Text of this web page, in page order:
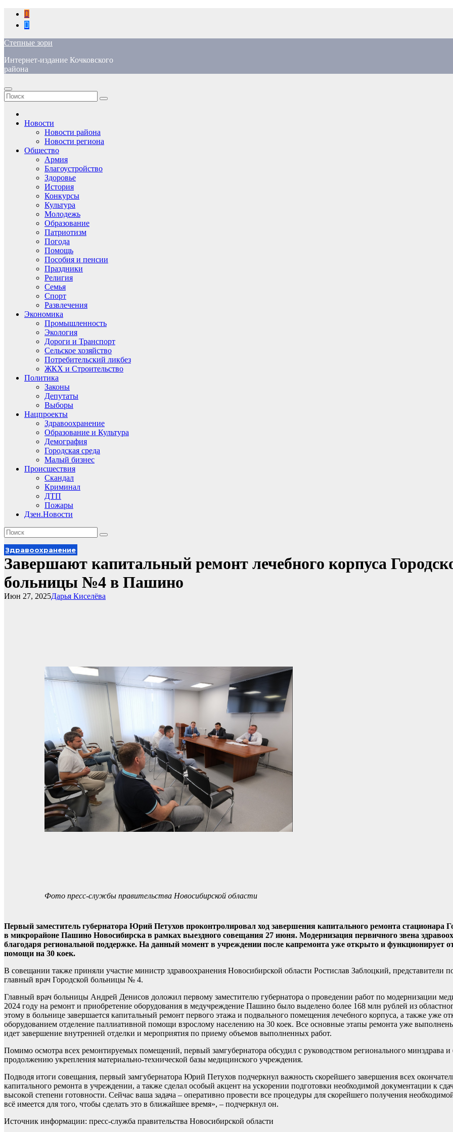
Перейти
содержимому
Степные зори
Интернет-издание Кочковского
района
Новости
Новости района
Новости региона
Общество
Армия
Благоустройство
Здоровье
История
Конкурсы
Культура
Молодежь
Образование
Патриотизм
Погода
Помощь
Пособия и пенсии
Праздники
Религия
Семья
Спорт
Развлечения
Экономика
Промышленность
Экология
Дороги и Транспорт
Сельское хозяйство
Потребительский ликбез
ЖКХ и Строительство
Политика
Законы
Депутаты
Выборы
Нацпроекты
Здравоохранение
Образование и Культура
Демография
Городская среда
Малый бизнес
Происшествия
Скандал
Криминал
ДТП
Пожары
Дзен.Новости
Здравоохранение
Завершают капитальный ремонт лечебного корпуса
больницы №4 в Пашино
Дарья Киселёва
Июн 27, 2025
Фото пресс-службы правительства Новосибирской области
Первый заместитель губернатора Юрий Петухов проконтролировал ход завершения капитального ремонта стационара
в микрорайоне Пашино Новосибирска в рамках выездного совещания 27 июня. Модернизация первичного звена
благодаря региональной поддержке. На данный момент в учреждении после капремонта уже открыто и функционирует
помощи на 30 коек.
В совещании также приняли участие министр здравоохранения Новосибирской области Ростислав Заблоцкий, представители
главный врач Городской больницы № 4.
Главный врач больницы Андрей Денисов доложил первому заместителю губернатора о проведении работ по модернизации
2024 году на ремонт и приобретение оборудования в медучреждение Пашино было выделено более 168 млн рублей из
этому в больнице завершается капитальный ремонт первого этажа и подвального помещения лечебного корпуса, а также уже
оборудованием отделение паллиативной помощи взрослому населению на 30 коек. Все основные этапы ремонта уже
идет завершение внутренней отделки и мероприятия по приему объемов выполненных работ.
Помимо осмотра всех ремонтируемых помещений, первый замгубернатора обсудил с руководством регионального минздрава
продолжению укрепления материально-технической базы медицинского учреждения.
Подводя итоги совещания, первый замгубернатора Юрий Петухов подчеркнул важность скорейшего завершения всех
капитального ремонта в учреждении, а также сделал особый акцент на ускорении подготовки необходимой документации к
высокой степени готовности. Сейчас ваша задача – оперативно провести все процедуры для скорейшего получения
всё имеется для того, чтобы сделать это в ближайшее время», – подчеркнул он.
Источник информации: пресс-служба правительства Новосибирской области